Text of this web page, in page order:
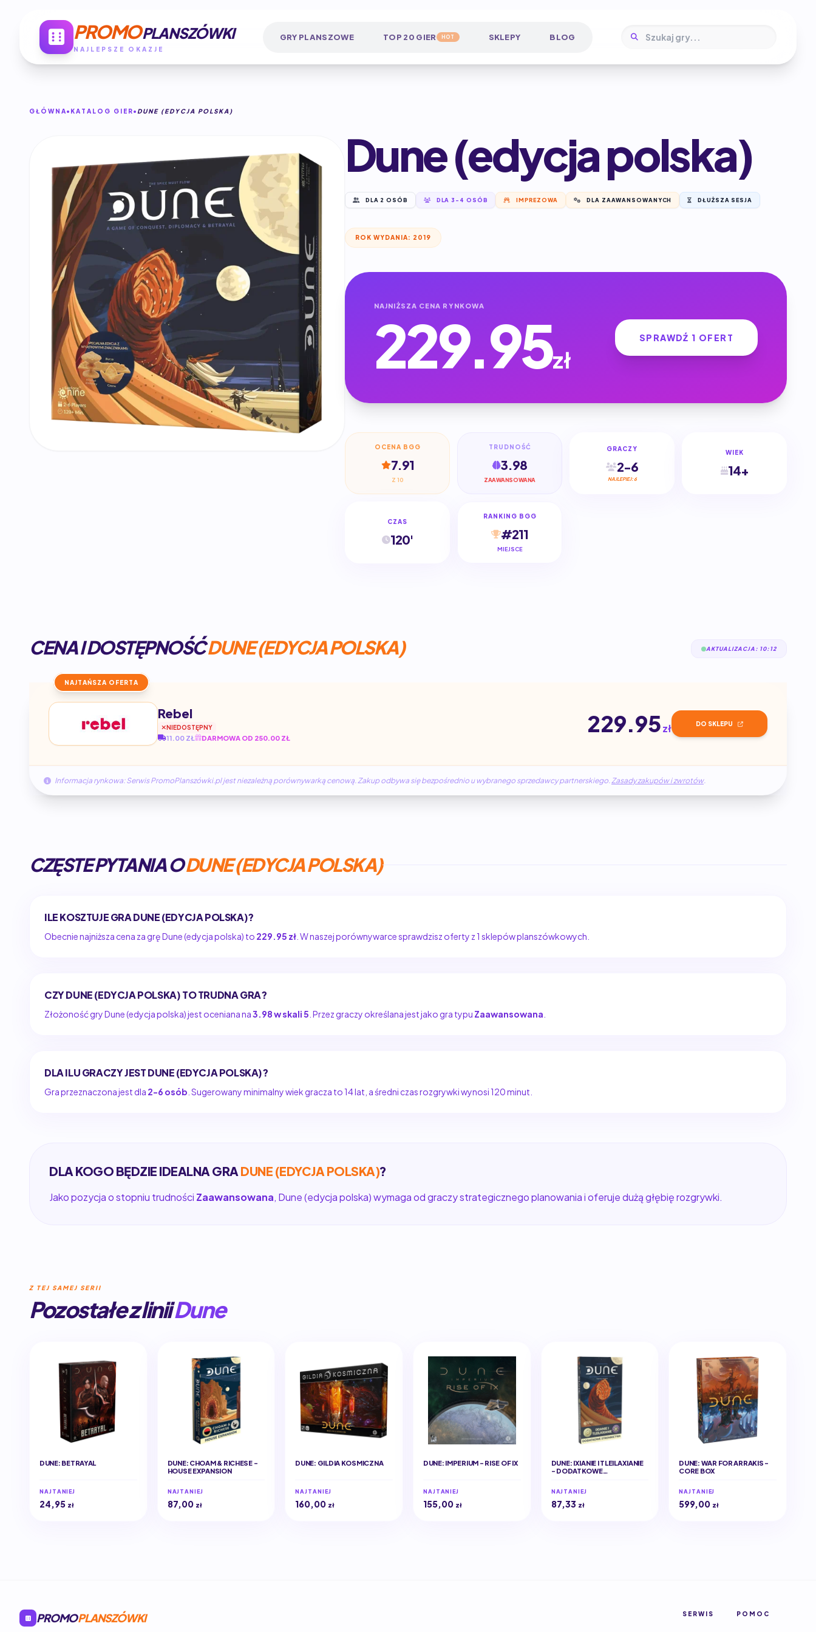
PROMOPLANSZÓWKI
NAJLEPSZE OKAZJE
GRY PLANSZOWE TOP 20 GIER HOT SKLEPY BLOG
GŁÓWNA KATALOG GIER DUNE (EDYCJA POLSKA)
Dune (edycja polska)
DLA 2 OSÓB DLA 3-4 OSÓB IMPREZOWA DLA ZAAWANSOWANYCH DŁUŻSZA SESJA
ROK WYDANIA: 2019
NAJNIŻSZA CENA RYNKOWA
229.95zł
SPRAWDŹ 1 OFERT
OCENA BGG
7.91
Z 10
TRUDNOŚĆ
3.98
ZAAWANSOWANA
GRACZY
2-6
NAJLEPIEJ: 6
WIEK
14+
CZAS
120'
RANKING BGG
#211
MIEJSCE
CENA I DOSTĘPNOŚĆDUNE (EDYCJA POLSKA) AKTUALIZACJA: 10:12
NAJTAŃSZA OFERTA
Rebel
NIEDOSTĘPNY
11.00 ZŁ DARMOWA OD 250.00 ZŁ
229.95zł DO SKLEPU
Informacja rynkowa: Serwis PromoPlanszówki.pl jest niezależną porównywarką cenową. Zakup odbywa się bezpośrednio u wybranego sprzedawcy partnerskiego.Zasady zakupów i zwrotów.
CZĘSTE PYTANIA ODUNE (EDYCJA POLSKA)
ILE KOSZTUJE GRA DUNE (EDYCJA POLSKA)?
Obecnie najniższa cena za grę Dune (edycja polska) to 229.95 zł . W naszej porównywarce sprawdzisz oferty z 1 sklepów planszówkowych.
CZY DUNE (EDYCJA POLSKA) TO TRUDNA GRA?
Złożoność gry Dune (edycja polska) jest oceniana na3.98 w skali 5 . Przez graczy określana jest jako gra typu Zaawansowana
DLA ILU GRACZY JEST DUNE (EDYCJA POLSKA)?
Gra przeznaczona jest dla 2-6 osób . Sugerowany minimalny wiek gracza to 14 lat, a średni czas rozgrywki wynosi 120 minut.
DLA KOGO BĘDZIE IDEALNA GRA DUNE (EDYCJA POLSKA)?
Jako pozycja o stopniu trudności Zaawansowana, Dune (edycja polska) wymaga od graczy strategicznego planowania i oferuje dużą głębię rozgrywki.
Z TEJ SAMEJ SERII
Pozostałe z liniiDune
DUNE: BETRAYAL
NAJTANIEJ
24,95 zł
DUNE: CHOAM & RICHESE -
HOUSE EXPANSION
NAJTANIEJ
87,00 zł
DUNE: GILDIA KOSMICZNA
NAJTANIEJ
160,00 zł
DUNE: IMPERIUM - RISE OF IX
NAJTANIEJ
155,00 zł
DUNE: IXIANIE I TLEILAXIANIE
- DODATKOWE
NAJTANIEJ
87,33 zł
DUNE: WAR FOR ARRAKIS -
CORE BOX
NAJTANIEJ
599,00 zł
PROMOPLANSZÓWKI SERWIS POMOC